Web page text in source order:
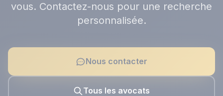
vous. Contactez-nous pour une recherche
personnalisée.
Nous contacter
Tous les avocats